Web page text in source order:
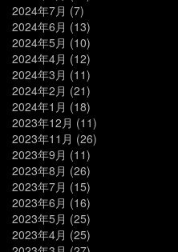
2024年7月 (7)
2024年6月 (13)
2024年5月 (10)
2024年4月 (12)
2024年3月 (11)
2024年2月 (21)
2024年1月 (18)
2023年12月 (11)
2023年11月 (26)
2023年9月 (11)
2023年8月 (26)
2023年7月 (15)
2023年6月 (16)
2023年5月 (25)
2023年4月 (25)